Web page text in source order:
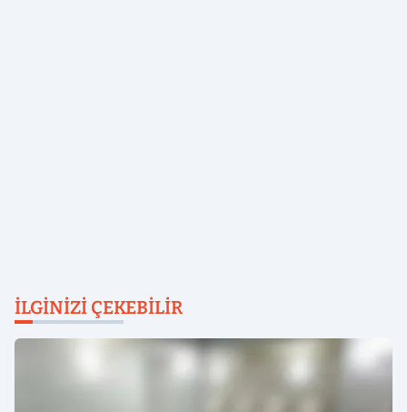
İLGINIZI ÇEKEBILIR